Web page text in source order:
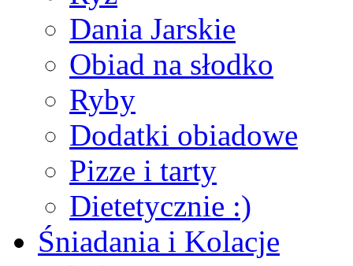
Dania Jarskie
Obiad na słodko
Ryby
Dodatki obiadowe
Pizze i tarty
Dietetycznie :)
Śniadania i Kolacje